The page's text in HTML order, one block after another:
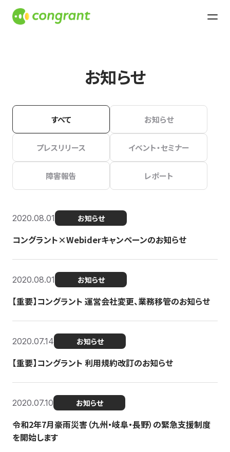
お知らせ
すべて お知らせ
プレスリリース イベント・セミナー
障害報告 レポート
2020.08.01 お知らせ
コングラント×Webiderキャンペーンのお知らせ
2020.08.01 お知らせ
【重要】コングラント 運営会社変更、業務移管のお知らせ
2020.07.14 お知らせ
【重要】コングラント 利用規約改訂のお知らせ
2020.07.10 お知らせ
令和2年7月豪雨災害（九州・岐阜・長野）の緊急支援制度
を開始します